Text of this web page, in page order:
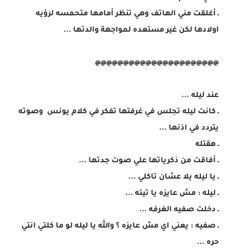
ـ أغلقت مني الهاتف وهي تنظر أمامها متحمسه لرؤيه
اولادها لكن غير مستعده لمواجهة والدتها ...
@@@@@@@@@@@@@@@@@@@@@@
عند ليله ...
ـ كانت ليله تجلس في غرفتها تفكر في كلام يونس وصوته
يتردد في اذنها ...
ـ هقتله
ـ أفاقت من ذكرياتها علي صوت جدتها ...
ـ يا ليله يلا عشان تاكلي ...
ـ ليله : مش عايزه يا تيته ...
ـ دخلت صفيه الغرفه ...
ـ صفيه : يعني اي مش عايزه ؟ والله يا ليله لو ما كلتي انتي
حره ...